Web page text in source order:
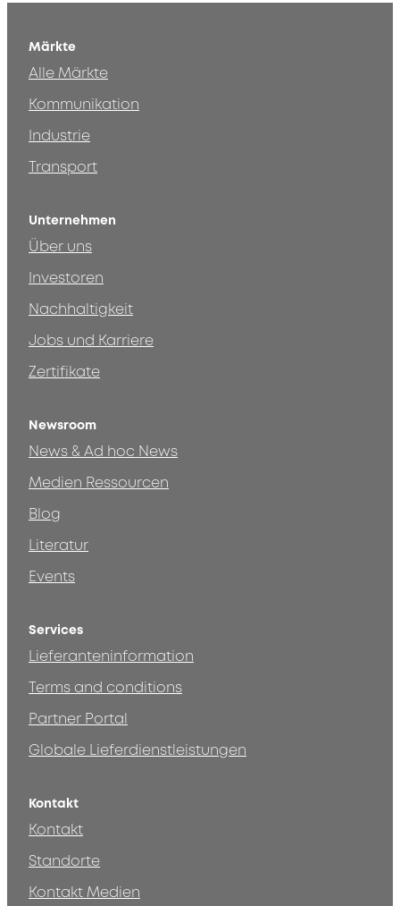
Märkte
Alle Märkte
Kommunikation
Industrie
Transport
Unternehmen
Über uns
Investoren
Nachhaltigkeit
Jobs und Karriere
Zertifikate
Newsroom
News & Ad hoc News
Medien Ressourcen
Blog
Literatur
Events
Services
Lieferanteninformation
Terms and conditions
Partner Portal
Globale Lieferdienstleistungen
Kontakt
Kontakt
Standorte
Kontakt Medien